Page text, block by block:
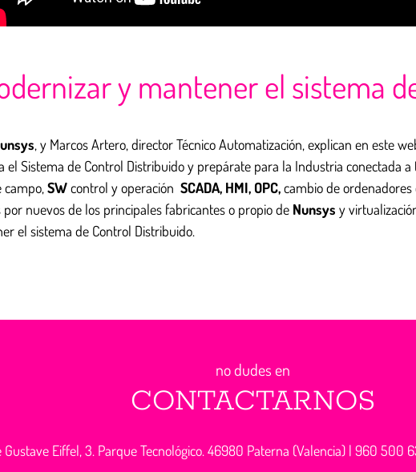
y mantener el sistema
, y Marcos Artero, director Técnico Automatización, explican en este
el Sistema de Control Distribuido y prepárate para la Industria conectada
campo, SWcontrol y operación SCADA, HMI, OPC,cambio de
por nuevos de los principales fabricantes o propio de Nunsys y
el sistema de Control Distribuido.
no dudes en
CONTACTARNOS
Gustave Eiffel, 3. Parque Tecnológico. 46980 Paterna (Valencia) | 960 500